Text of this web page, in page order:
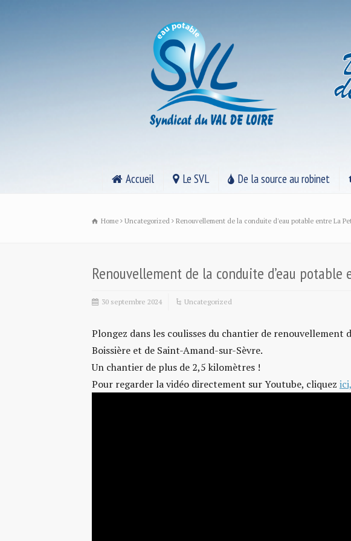
Accueil Le SVL De la source au robinet
Home Uncategorized Renouvellement de la conduite d'eau potable entre La
Renouvellement de la conduite d’eau
30 septembre 2024 Uncategorized
Plongez dans les coulisses du chantier de
Boissière et de Saint-Amand-sur-Sèvre.
Un chantier de plus de 2,5 kilomètres !
Pour regarder la vidéo directement sur Youtube, cliquez ici,